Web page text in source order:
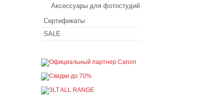
Аксессуары для фотостудий
Сертификаты
SALE